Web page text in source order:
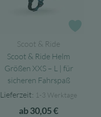
Scoot & Ride
Scoot & Ride Helm
Größen XXS – L | für
sicheren Fahrspaß
Lieferzeit: 1-3 Werktage
ab30,05€